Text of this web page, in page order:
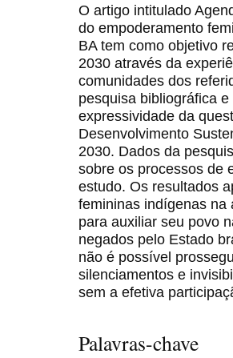
O artigo intitulado
do empoderamento
BA tem como objetivo
2030 através da
comunidades dos
pesquisa bibliográfica
expressividade da
Desenvolvimento
2030. Dados da
sobre os processos de
estudo. Os resultados
femininas indígenas na
para auxiliar seu povo
negados pelo Estado
não é possível
silenciamentos e
sem a efetiva
Palavras-chave